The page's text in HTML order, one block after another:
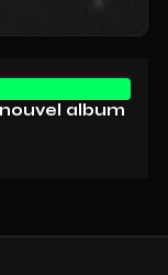
album